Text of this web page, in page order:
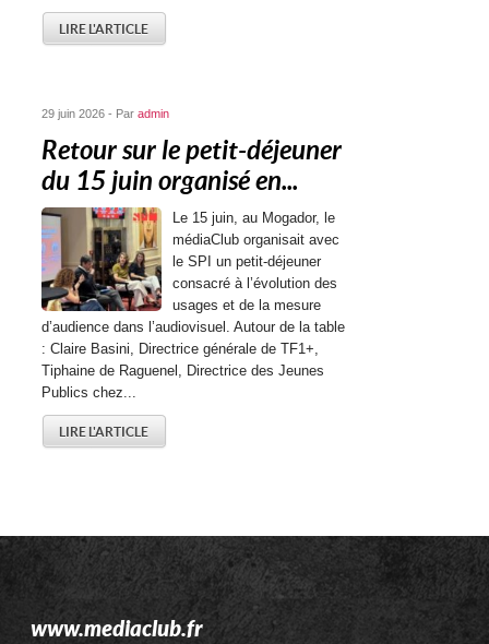
LIRE L'ARTICLE
29 juin 2026 - Paradmin
Retour sur le petit-déjeuner
du 15 juin organisé en...
Le 15 juin, au Mogador, le
médiaClub organisait avec
le SPI un petit-déjeuner
consacré à l’évolution des
usages et de la mesure
d’audience dans l’audiovisuel. Autour de la table
: Claire Basini, Directrice générale de TF1+,
Tiphaine de Raguenel, Directrice des Jeunes
Publics chez...
LIRE L'ARTICLE
www.mediaclub.fr